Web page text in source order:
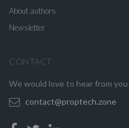
About authors
Newsletter
CONTACT
We would love to hear from you
contact@proptech.zone